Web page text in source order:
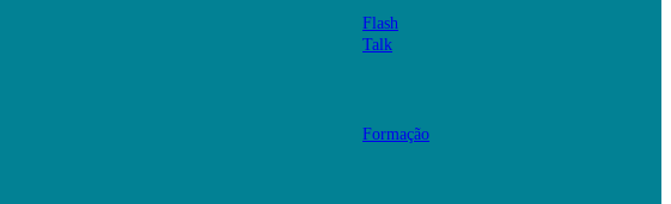
Flash
Talk
Formação